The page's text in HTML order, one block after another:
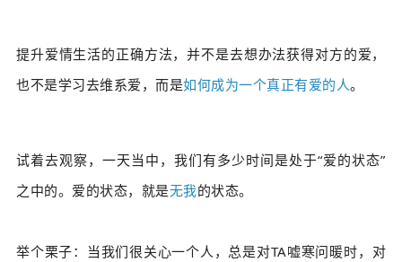
提升爱情生活的正确方法，并不是去想办法获得对方的爱，
也不是学习去维系爱，而是如何成为一个真正有爱的人。
试着去观察，一天当中，我们有多少时间是处于“爱的状态”
之中的。爱的状态，就是无我的状态。
举个栗子：当我们很关心一个人，总是对TA嘘寒问暖时，对